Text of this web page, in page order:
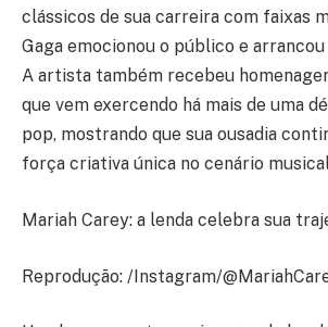
clássicos de sua carreira com faixas
Gaga emocionou o público e
A artista também recebeu
que vem exercendo há mais de uma
pop, mostrando que sua ousadia
força criativa única no cenário
Mariah Carey: a lenda celebra sua
Reprodução: /Instagram/